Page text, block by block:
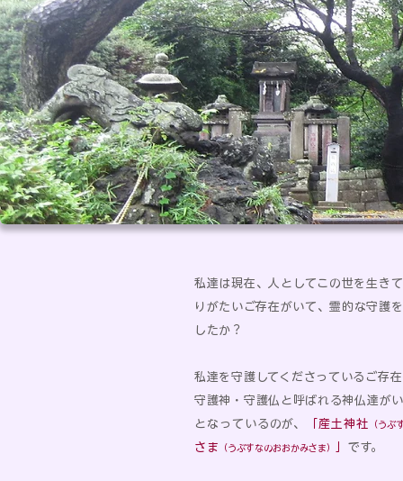
私達は現在、人としてこの世を生き
りがたいご存在がいて、霊的な守護
したか？​​
私達を守護してくださっているご存
守護神・守護仏と呼ばれる神仏達が
となっているのが、
「産土神社 （うぶ
さま （うぶすなのおおかみさま） です。